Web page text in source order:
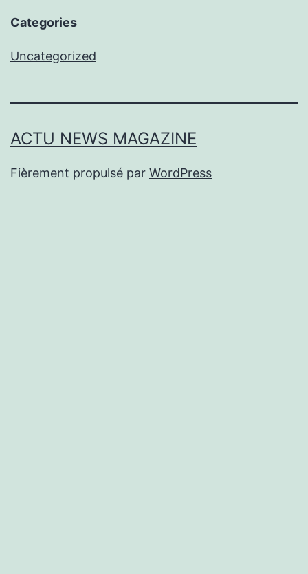
Categories
Uncategorized
ACTU NEWS MAGAZINE
Fièrement propulsé par WordPress